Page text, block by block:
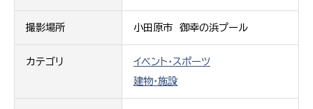
撮影場所 小田原市 御幸の浜プール
カテゴリ
イベント・スポーツ
建物・施設